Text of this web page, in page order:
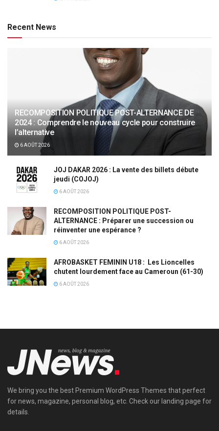
Recent News
RECOMPOSITION POLITIQUE POST-ALTERNANCE DE
2024 : Comprendre le nouveau cycle pour construire
l’alternative
6 AOÛT 2026
JOJ DAKAR 2026 : La vente des billets débute
jeudi (COJOJ)
6 AOÛT 2026
RECOMPOSITION POLITIQUE POST-
ALTERNANCE : Préparer une succession ou
réinventer une espérance ?
6 AOÛT 2026
AFROBASKET FEMININ U18 : Les Lioncelles
chutent lourdement face au Cameroun (61-30)
6 AOÛT 2026
We bring you the best Premium WordPress Themes that perfect
for news, magazine, personal blog, etc. Check our landing page for
details.